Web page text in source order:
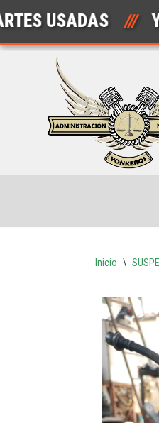
Saltar
/// YONKE
Inicio \